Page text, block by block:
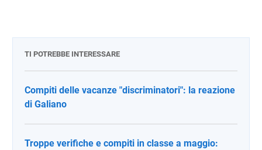
TI POTREBBE INTERESSARE
Compiti delle vacanze "discriminatori": la reazione
di Galiano
Troppe verifiche e compiti in classe a maggio: